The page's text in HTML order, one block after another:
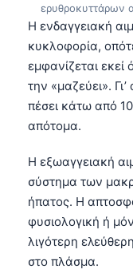
ερυθροκυττάρων
Η ενδαγγειακή
κυκλοφορία,
εμφανίζεται
την «μαζεύει».
πέσει κάτω από
απότομα.
Η εξωαγγειακή
σύστημα των
ήπατος. Η
φυσιολογική ή
λιγότερη
στο πλάσμα.
فارسی
Български
Dansk
Nederlands
Հայերեն
Íslenska
Српски језик
Svenska